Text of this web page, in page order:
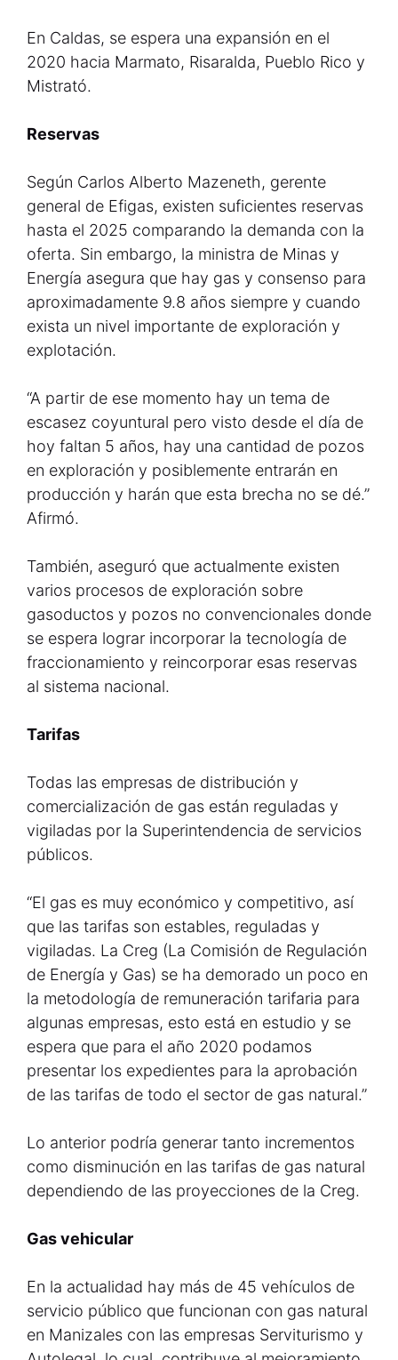
En Caldas, se espera una expansión en el
2020 hacia Marmato, Risaralda, Pueblo Rico y
Mistrató.
Reservas
Según Carlos Alberto Mazeneth, gerente
general de Efigas, existen suficientes reservas
hasta el 2025 comparando la demanda con la
oferta. Sin embargo, la ministra de Minas y
Energía asegura que hay gas y consenso para
aproximadamente 9.8 años siempre y cuando
exista un nivel importante de exploración y
explotación.
“A partir de ese momento hay un tema de
escasez coyuntural pero visto desde el día de
hoy faltan 5 años, hay una cantidad de pozos
en exploración y posiblemente entrarán en
producción y harán que esta brecha no se dé.”
Afirmó.
También, aseguró que actualmente existen
varios procesos de exploración sobre
gasoductos y pozos no convencionales donde
se espera lograr incorporar la tecnología de
fraccionamiento y reincorporar esas reservas
al sistema nacional.
Tarifas
Todas las empresas de distribución y
comercialización de gas están reguladas y
vigiladas por la Superintendencia de servicios
públicos.
“El gas es muy económico y competitivo, así
que las tarifas son estables, reguladas y
vigiladas. La Creg (La Comisión de Regulación
de Energía y Gas) se ha demorado un poco en
la metodología de remuneración tarifaria para
algunas empresas, esto está en estudio y se
espera que para el año 2020 podamos
presentar los expedientes para la aprobación
de las tarifas de todo el sector de gas natural.”
Lo anterior podría generar tanto incrementos
como disminución en las tarifas de gas natural
dependiendo de las proyecciones de la Creg.
Gas vehicular
En la actualidad hay más de 45 vehículos de
servicio público que funcionan con gas natural
en Manizales con las empresas Serviturismo y